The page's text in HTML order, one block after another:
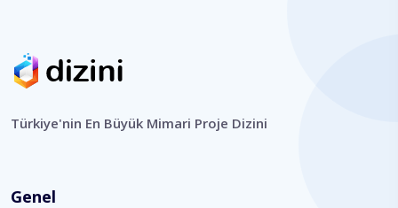
Türkiye'nin En Büyük Mimari Proje Dizini
Genel